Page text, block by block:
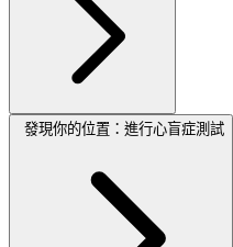
發現你的位置：進行心盲症測試